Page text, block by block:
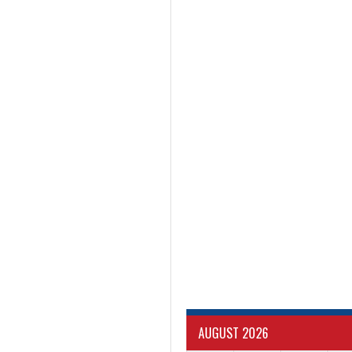
AUGUST 2026